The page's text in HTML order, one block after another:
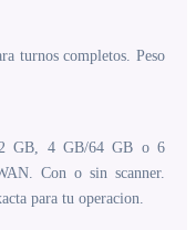
turnos completos. Peso
GB, 4 GB/64 GB o 6
Con o sin scanner.
para tu operacion.